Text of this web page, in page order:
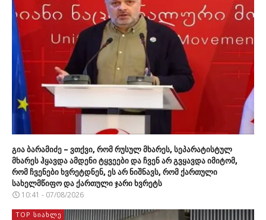
გია ბარამიძე – ვთქვი, რომ რუსულ მხარეს, სეპარატისტულ
მხარეს ჰყავდა ამდენი ტყვეები და ჩვენ არ გვყავდა იმიტომ,
რომ ჩვენები ხვრეტდნენ, ეს არ ნიშნავს, რომ ქართული
სახელმწიფო და ქართული ჯარი ხვრეტს
10:41 - 07/08/2026
TOP ᲡᲘᲐᲮᲚᲔ